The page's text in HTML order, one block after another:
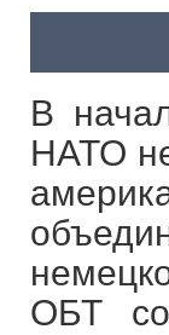
В
НАТО
ОБТ